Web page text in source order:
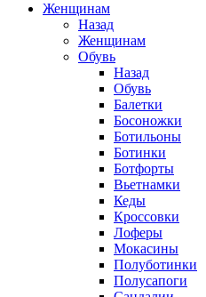
Женщинам
Назад
Женщинам
Обувь
Назад
Обувь
Балетки
Босоножки
Ботильоны
Ботинки
Ботфорты
Вьетнамки
Кеды
Кроссовки
Лоферы
Мокасины
Полуботинки
Полусапоги